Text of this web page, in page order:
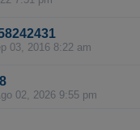
03, 2016 8:22 am
02, 2026 9:55 pm